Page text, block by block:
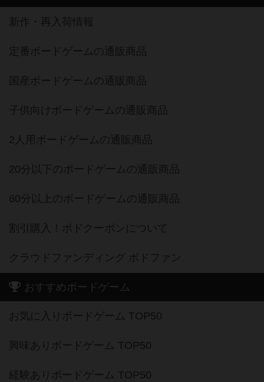
新作・再入荷情報
定番ボードゲームの通販商品
国産ボードゲームの通販商品
子供向けボードゲームの通販商品
2人用ボードゲームの通販商品
20分以下のボードゲームの通販商品
60分以上のボードゲームの通販商品
割引購入！ボドクーポンについて
クラウドファンディング ボドファン
おすすめボードゲーム
お気に入りボードゲーム TOP50
興味ありボードゲーム TOP50
経験ありボードゲーム TOP50